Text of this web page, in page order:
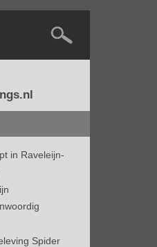
in Raveleijn-
Spider